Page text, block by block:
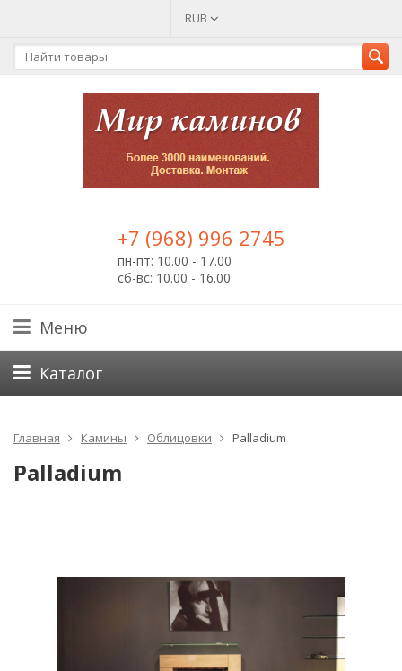
RUB
+7 (968) 996 2745
пн-пт: 10.00 - 17.00
сб-вс: 10.00 - 16.00
Меню
Каталог
Главная Камины Облицовки Palladium
Palladium